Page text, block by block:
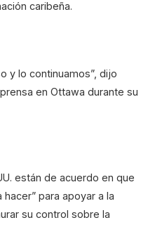
caribeña.
y lo continuamos”, dijo
en Ottawa durante su
están de acuerdo en que
para apoyar a la
su control sobre la